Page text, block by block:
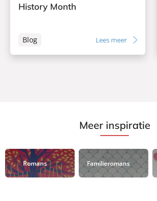
History Month
Blog Lees meer
Meer inspiratie
Romans Familieromans